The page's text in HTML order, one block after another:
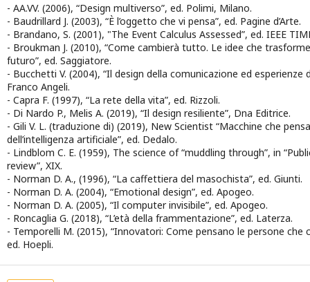
- AA.VV. (2006), “Design multiverso”, ed. Polimi, Milano.
- Baudrillard J. (2003), “È l’oggetto che vi pensa”, ed. Pagine d’Arte.
- Brandano, S. (2001), "The Event Calculus Assessed”, ed. IEEE
- Broukman J. (2010), “Come cambierà tutto. Le idee che
futuro”, ed. Saggiatore.
- Bucchetti V. (2004), “Il design della comunicazione ed esperienze
Franco Angeli.
- Capra F. (1997), “La rete della vita”, ed. Rizzoli.
- Di Nardo P., Melis A. (2019), “Il design resiliente”, Dna Editrice.
- Gili V. L. (traduzione di) (2019), New Scientist “Macchine che
dell’intelligenza artificiale”, ed. Dedalo.
- Lindblom C. E. (1959), The science of “muddling through”, in
review”, XIX.
- Norman D. A., (1996), “La caffettiera del masochista”, ed. Giunti.
- Norman D. A. (2004), “Emotional design”, ed. Apogeo.
- Norman D. A. (2005), “Il computer invisibile”, ed. Apogeo.
- Roncaglia G. (2018), “L’età della frammentazione”, ed. Laterza.
- Temporelli M. (2015), “Innovatori: Come pensano le persone che
ed. Hoepli.